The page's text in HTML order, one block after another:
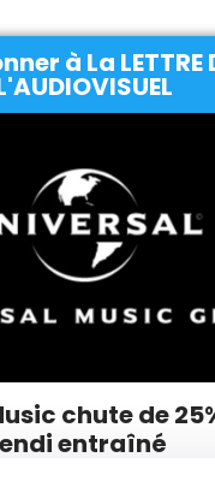
à La LETTRE
chute de
entraîné